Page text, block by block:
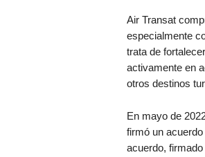
Air Transat
especialmente
trata de
activamente en
otros destinos
En mayo de
firmó un
acuerdo,